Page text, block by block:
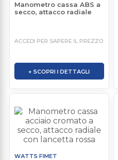
Manometro cassa ABS a
secco, attacco radiale
ACCEDI PER SAPERE IL PREZZO
+ SCOPRI I DETTAGLI
WATTS FIMET